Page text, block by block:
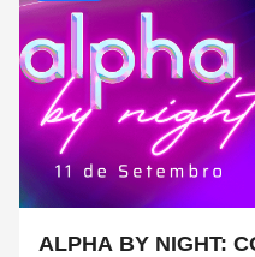
ALPHA BY NIGHT: